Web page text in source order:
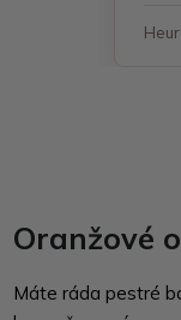
Oranžové
Máte ráda pestré